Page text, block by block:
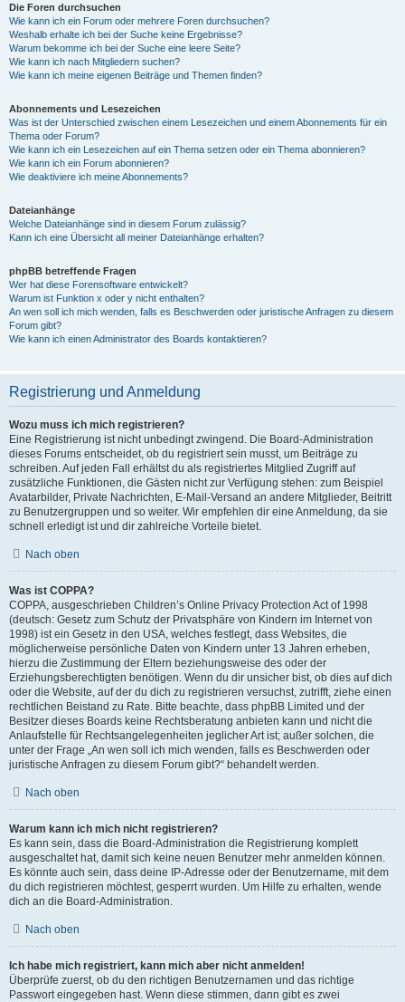
Die Foren durchsuchen
Wie kann ich ein Forum oder mehrere Foren durchsuchen?
Weshalb erhalte ich bei der Suche keine Ergebnisse?
Warum bekomme ich bei der Suche eine leere Seite?
Wie kann ich nach Mitgliedern suchen?
Wie kann ich meine eigenen Beiträge und Themen finden?
Abonnements und Lesezeichen
Was ist der Unterschied zwischen einem Lesezeichen und einem Abonnements für ein
Thema oder Forum?
Wie kann ich ein Lesezeichen auf ein Thema setzen oder ein Thema abonnieren?
Wie kann ich ein Forum abonnieren?
Wie deaktiviere ich meine Abonnements?
Dateianhänge
Welche Dateianhänge sind in diesem Forum zulässig?
Kann ich eine Übersicht all meiner Dateianhänge erhalten?
phpBB betreffende Fragen
Wer hat diese Forensoftware entwickelt?
Warum ist Funktion x oder y nicht enthalten?
An wen soll ich mich wenden, falls es Beschwerden oder juristische Anfragen zu diesem
Forum gibt?
Wie kann ich einen Administrator des Boards kontaktieren?
Registrierung und Anmeldung
Wozu muss ich mich registrieren?
Eine Registrierung ist nicht unbedingt zwingend. Die Board-Administration
dieses Forums entscheidet, ob du registriert sein musst, um Beiträge zu
schreiben. Auf jeden Fall erhältst du als registriertes Mitglied Zugriff auf
zusätzliche Funktionen, die Gästen nicht zur Verfügung stehen: zum Beispiel
Avatarbilder, Private Nachrichten, E-Mail-Versand an andere Mitglieder, Beitritt
zu Benutzergruppen und so weiter. Wir empfehlen dir eine Anmeldung, da sie
schnell erledigt ist und dir zahlreiche Vorteile bietet.
Nach oben
Was ist COPPA?
COPPA, ausgeschrieben Children’s Online Privacy Protection Act of 1998
(deutsch: Gesetz zum Schutz der Privatsphäre von Kindern im Internet von
1998) ist ein Gesetz in den USA, welches festlegt, dass Websites, die
möglicherweise persönliche Daten von Kindern unter 13 Jahren erheben,
hierzu die Zustimmung der Eltern beziehungsweise des oder der
Erziehungsberechtigten benötigen. Wenn du dir unsicher bist, ob dies auf dich
oder die Website, auf der du dich zu registrieren versuchst, zutrifft, ziehe einen
rechtlichen Beistand zu Rate. Bitte beachte, dass phpBB Limited und der
Besitzer dieses Boards keine Rechtsberatung anbieten kann und nicht die
Anlaufstelle für Rechtsangelegenheiten jeglicher Art ist; außer solchen, die
unter der Frage „An wen soll ich mich wenden, falls es Beschwerden oder
juristische Anfragen zu diesem Forum gibt?“ behandelt werden.
Nach oben
Warum kann ich mich nicht registrieren?
Es kann sein, dass die Board-Administration die Registrierung komplett
ausgeschaltet hat, damit sich keine neuen Benutzer mehr anmelden können.
Es könnte auch sein, dass deine IP-Adresse oder der Benutzername, mit dem
du dich registrieren möchtest, gesperrt wurden. Um Hilfe zu erhalten, wende
dich an die Board-Administration.
Nach oben
Ich habe mich registriert, kann mich aber nicht anmelden!
Überprüfe zuerst, ob du den richtigen Benutzernamen und das richtige
Passwort eingegeben hast. Wenn diese stimmen, dann gibt es zwei